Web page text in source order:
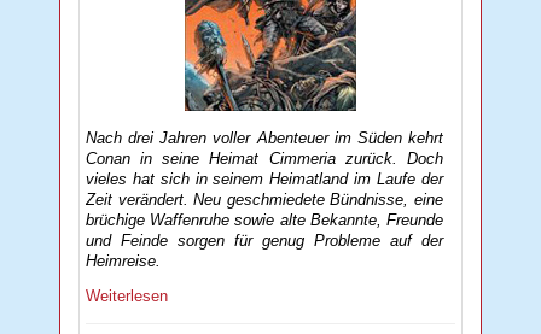
Nach drei Jahren voller Abenteuer im Süden kehrt
Conan in seine Heimat Cimmeria zurück. Doch
vieles hat sich in seinem Heimatland im Laufe der
Zeit verändert. Neu geschmiedete Bündnisse, eine
brüchige Waffenruhe sowie alte Bekannte, Freunde
und Feinde sorgen für genug Probleme auf der
Heimreise.
Weiterlesen